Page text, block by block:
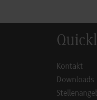
Kontakt
Downloads